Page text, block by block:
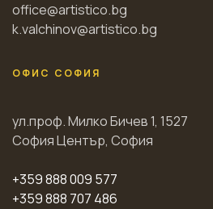
office@artistico.bg
k.valchinov@artistico.bg
ОФИС СОФИЯ
ул.проф. Милко Бичев 1, 1527
София Център, София
+359 888 009 577
+359 888 707 486